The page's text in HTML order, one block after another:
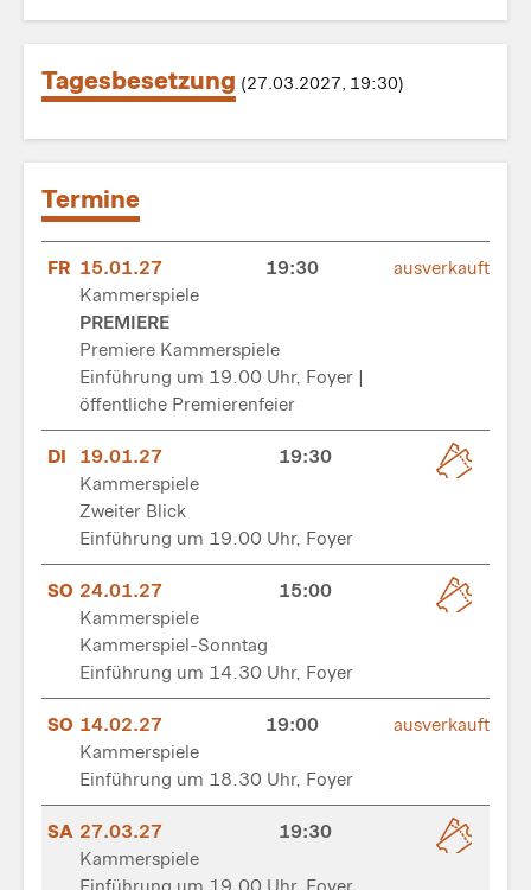
Tagesbesetzung (27.03.2027, 19:30)
Termine
FR 15.01.27
19:30
Kammerspiele
PREMIERE
Premiere Kammerspiele
Einführung um 19.00 Uhr, Foyer |
öffentliche Premierenfeier
ausverkauft
DI 19.01.27
19:30
Kammerspiele
Zweiter Blick
Einführung um 19.00 Uhr, Foyer
SO 24.01.27
15:00
Kammerspiele
Kammerspiel-Sonntag
Einführung um 14.30 Uhr, Foyer
SO 14.02.27
19:00
Kammerspiele
Einführung um 18.30 Uhr, Foyer
ausverkauft
SA 27.03.27
19:30
Kammerspiele